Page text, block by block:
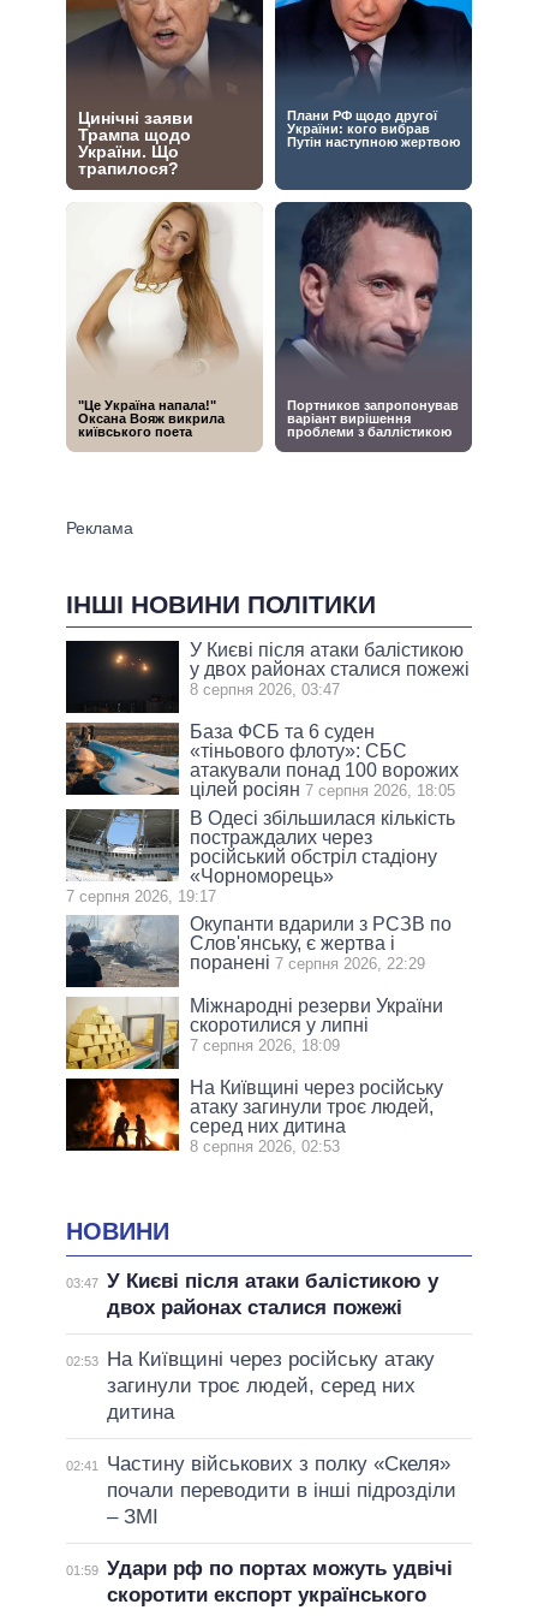
ІНШІ НОВИНИ ПОЛІТИКИ
У Києві після атаки балістикою
у двох районах сталися пожежі
8 серпня 2026, 03:47
База ФСБ та 6 суден
«тіньового флоту»: СБС
атакували понад 100 ворожих
цілей росіян 7 серпня 2026, 18:05
В Одесі збільшилася кількість
постраждалих через
російський обстріл стадіону
«Чорноморець»
7 серпня 2026, 19:17
Окупанти вдарили з РСЗВ по
Слов'янську, є жертва і
поранені 7 серпня 2026, 22:29
Міжнародні резерви України
скоротилися у липні
7 серпня 2026, 18:09
На Київщині через російську
атаку загинули троє людей,
серед них дитина
8 серпня 2026, 02:53
НОВИНИ
03:47 У Києві після атаки балістикою у
двох районах сталися пожежі
02:53
На Київщині через російську атаку
загинули троє людей, серед них
дитина
02:41
Частину військових з полку «Скеля»
почали переводити в інші підрозділи
– ЗМІ
01:59 Удари рф по портах можуть удвічі
скоротити експорт українського